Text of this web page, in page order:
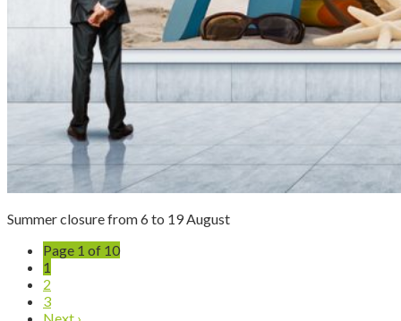
Summer closure from 6 to 19 August
Page 1 of 10
1
2
3